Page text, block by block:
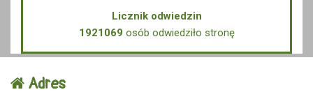
Licznik odwiedzin
1921069 osób odwiedziło stronę
Adres